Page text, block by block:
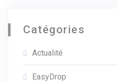
Catégories
Actualité
EasyDrop